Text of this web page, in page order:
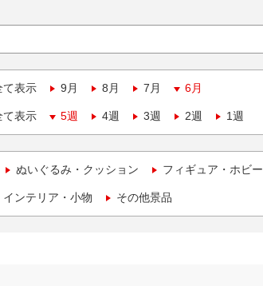
て表示 9月 8月 7月 6月
て表示 5週 4週 3週 2週 1週
ぬいぐるみ・クッション フィギュア・ホビー
ンテリア・小物 その他景品